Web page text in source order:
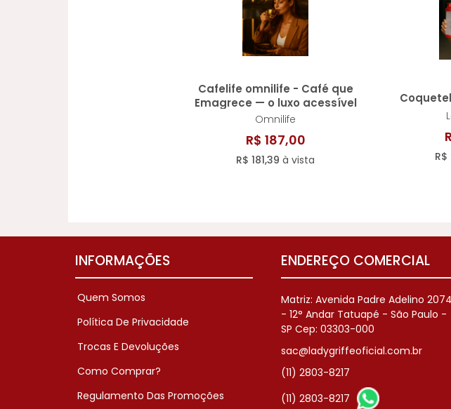
Cafelife omnilife - Café que
Emagrece — o luxo acessível
que dispensa uma lipo
Omnilife
R$ 187,00
R$ 181,39 à vista R$
INFORMAÇÕES
Quem Somos
Política De Privacidade
Trocas E Devoluções
Como Comprar?
Regulamento Das Promoções
ENDEREÇO COMERCIAL
Matriz: Avenida Padre Adelino 2074
- 12° Andar Tatuapé - São Paulo -
SP Cep: 03303-000
sac@ladygriffeoficial.com.br
(11) 2803-8217
(11) 2803-8217